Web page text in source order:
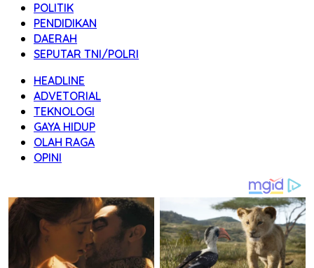
POLITIK
PENDIDIKAN
DAERAH
SEPUTAR TNI/POLRI
HEADLINE
ADVETORIAL
TEKNOLOGI
GAYA HIDUP
OLAH RAGA
OPINI